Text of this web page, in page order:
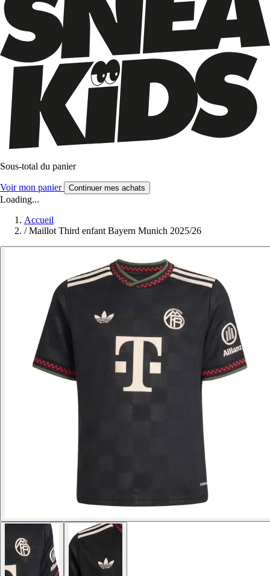
Sous-total du panier
Voir mon panier Continuer mes achats
Loading...
Accueil
/ Maillot Third enfant Bayern Munich 2025/26